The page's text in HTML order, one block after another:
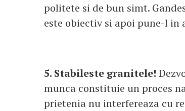
politete si de bun simt.
este obiectiv si apoi pune-l in
5. Stabileste granitele!
munca constituie un proces
prietenia nu interfereaza cu